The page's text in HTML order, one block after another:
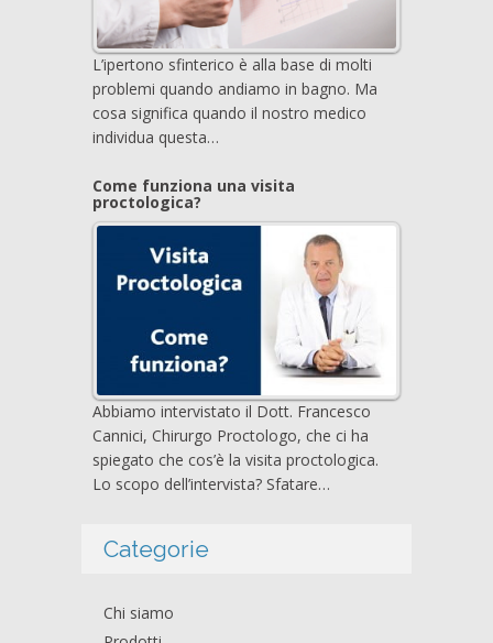
L’ipertono sfinterico è alla base di molti
problemi quando andiamo in bagno. Ma
cosa significa quando il nostro medico
individua questa…
Come funziona una visita
proctologica?
Abbiamo intervistato il Dott. Francesco
Cannici, Chirurgo Proctologo, che ci ha
spiegato che cos’è la visita proctologica.
Lo scopo dell’intervista? Sfatare…
Categorie
Chi siamo